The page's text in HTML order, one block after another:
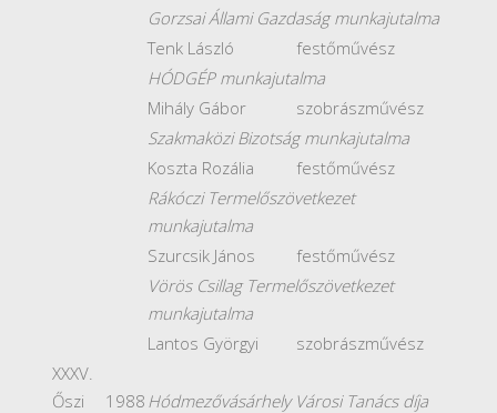
Gorzsai Állami Gazdaság munkajutalma
Tenk László
festőművész
HÓDGÉP munkajutalma
Mihály Gábor
szobrászművész
Szakmaközi Bizotság munkajutalma
Koszta Rozália
festőművész
Rákóczi Termelőszövetkezet
munkajutalma
Szurcsik János
festőművész
Vörös Csillag Termelőszövetkezet
munkajutalma
Lantos Györgyi
szobrászművész
XXXV.
Őszi
1988 Hódmezővásárhely Városi Tanács díja